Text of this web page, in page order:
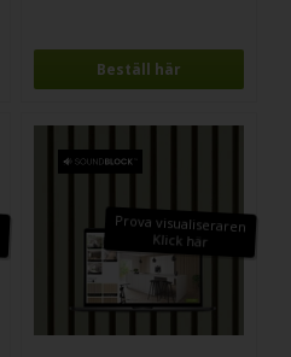
Beställ här
Prova visualiseraren
Klick här